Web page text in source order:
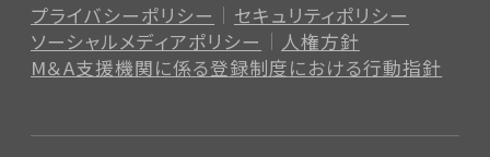
プライバシーポリシー
セキュリティポリシー
ソーシャルメディアポリシー
人権方針
M＆A支援機関に係る登録制度における行動指針